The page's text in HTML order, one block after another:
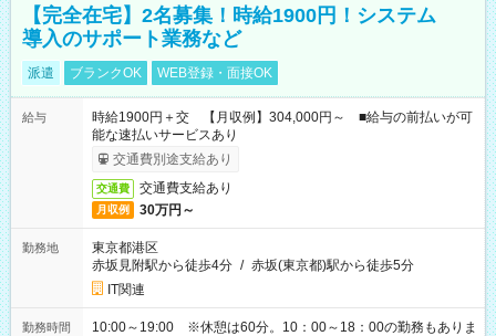
【完全在宅】2名募集！時給1900円！システム
導入のサポート業務など
派遣 ブランクOK WEB登録・面接OK
給与
時給1900円＋交 【月収例】304,000円～ ■給与の前払いが可
能な速払いサービスあり
交通費別途支給あり
交通費 交通費支給あり
月収例 30万円～
勤務地
東京都港区
赤坂見附駅から徒歩4分 / 赤坂(東京都)駅から徒歩5分
IT関連
勤務時間
10:00～19:00 ※休憩は60分。10：00～18：00の勤務もありま